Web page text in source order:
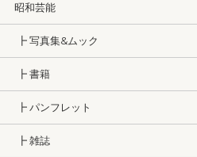
昭和芸能
┣ 写真集&ムック
┣ 書籍
┣ パンフレット
┣ 雑誌